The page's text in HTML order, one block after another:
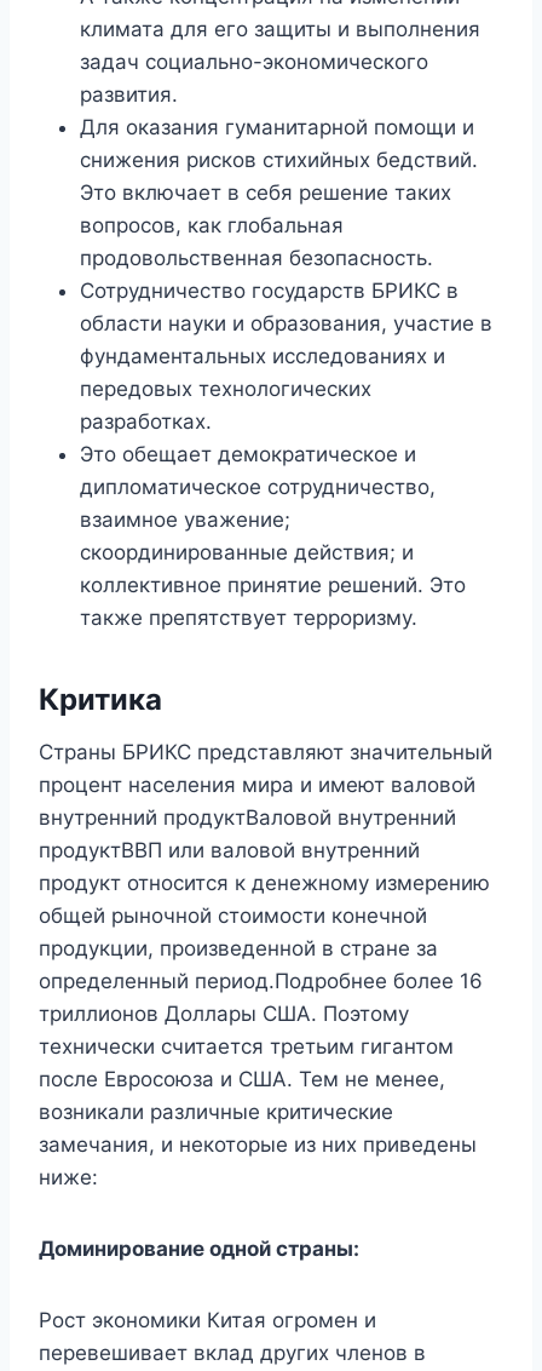
климата для его защиты и выполнения
задач социально-экономического
развития.
Для оказания гуманитарной помощи и
снижения рисков стихийных бедствий.
Это включает в себя решение таких
вопросов, как глобальная
продовольственная безопасность.
Сотрудничество государств БРИКС в
области науки и образования, участие в
фундаментальных исследованиях и
передовых технологических
разработках.
Это обещает демократическое и
дипломатическое сотрудничество,
взаимное уважение;
скоординированные действия; и
коллективное принятие решений. Это
также препятствует терроризму.
Критика
Страны БРИКС представляют значительный
процент населения мира и имеют валовой
внутренний продуктВаловой внутренний
продуктВВП или валовой внутренний
продукт относится к денежному измерению
общей рыночной стоимости конечной
продукции, произведенной в стране за
определенный период.Подробнее более 16
триллионов Доллары США. Поэтому
технически считается третьим гигантом
после Евросоюза и США. Тем не менее,
возникали различные критические
замечания, и некоторые из них приведены
ниже:
Доминирование одной страны:
Рост экономики Китая огромен и
перевешивает вклад других членов в